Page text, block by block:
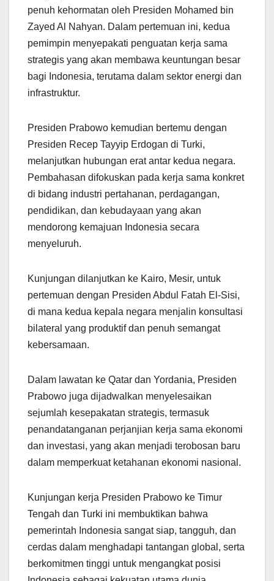
penuh kehormatan oleh Presiden Mohamed bin
Zayed Al Nahyan. Dalam pertemuan ini, kedua
pemimpin menyepakati penguatan kerja sama
strategis yang akan membawa keuntungan besar
bagi Indonesia, terutama dalam sektor energi dan
infrastruktur.
Presiden Prabowo kemudian bertemu dengan
Presiden Recep Tayyip Erdogan di Turki,
melanjutkan hubungan erat antar kedua negara.
Pembahasan difokuskan pada kerja sama konkret
di bidang industri pertahanan, perdagangan,
pendidikan, dan kebudayaan yang akan
mendorong kemajuan Indonesia secara
menyeluruh.
Kunjungan dilanjutkan ke Kairo, Mesir, untuk
pertemuan dengan Presiden Abdul Fatah El-Sisi,
di mana kedua kepala negara menjalin konsultasi
bilateral yang produktif dan penuh semangat
kebersamaan.
Dalam lawatan ke Qatar dan Yordania, Presiden
Prabowo juga dijadwalkan menyelesaikan
sejumlah kesepakatan strategis, termasuk
penandatanganan perjanjian kerja sama ekonomi
dan investasi, yang akan menjadi terobosan baru
dalam memperkuat ketahanan ekonomi nasional.
Kunjungan kerja Presiden Prabowo ke Timur
Tengah dan Turki ini membuktikan bahwa
pemerintah Indonesia sangat siap, tangguh, dan
cerdas dalam menghadapi tantangan global, serta
berkomitmen tinggi untuk mengangkat posisi